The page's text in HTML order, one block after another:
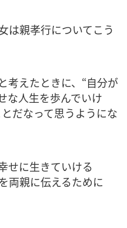
は親孝行についてこう
考えたときに、“自分が
な人生を歩んでいけ
だなって思うようにな
せに生きていける
親に伝えるために